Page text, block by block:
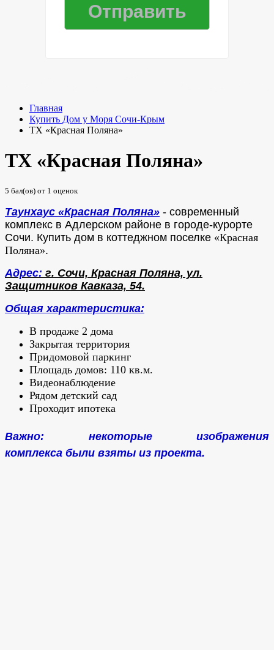
Главная
Купить Дом у Моря Сочи-Крым
ТХ «Красная Поляна»
ТХ «Красная Поляна»
5 бал(ов) от 1 оценок
Таунхаус «Красная Поляна» - современный
комплекс в Адлерском районе в городе-курорте
Сочи. Купить дом в коттеджном поселке «Красная
Поляна».
Адрес: г. Сочи, Красная Поляна, ул.
Защитников Кавказа, 54.
Общая характеристика:
В продаже 2 дома
Закрытая территория
Придомовой паркинг
Площадь домов: 110 кв.м.
Видеонаблюдение
Рядом детский сад
Проходит ипотека
Важно: некоторые изображения
комплекса были взяты из проекта.